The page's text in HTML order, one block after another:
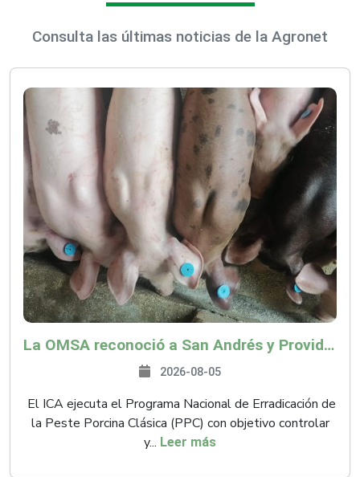
Consulta las últimas noticias de la Agronet
La OMSA reconoció a San Andrés y Providencia como zona libre de Peste Porcina Clásica (PPC)
2026-08-05
El ICA ejecuta el Programa Nacional de Erradicación de
la Peste Porcina Clásica (PPC) con objetivo controlar
y... Leer más